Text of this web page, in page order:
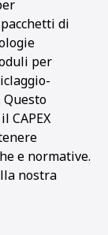
di
per
Questo
CAPEX
e normative.
nostra